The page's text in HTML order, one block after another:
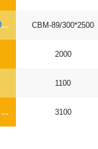
ЛОПАСТНАЯ СВМ-Ø89*6.5
СВАЯ+УСТАНОВКА (БЕЗ ОГОЛОВКА)
СВМ-89/300*2500
2000
1100
3100